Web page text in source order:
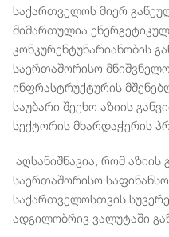
საქართველოს მიერ
მიმართულია
კონკურენტუნარიანობის
საერთაშორისო
ინფრასტრუქტურის
საუბარი შეეხო აზიის
სექტორის მხარდაჭერის
აღსანიშნავია, რომ აზიის
საერთაშორისო
საქართველოსთვის
ადგილობრივ ვალუტაში